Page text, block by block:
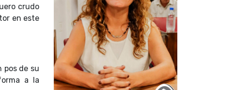
crudo
en este
pos de su
a la